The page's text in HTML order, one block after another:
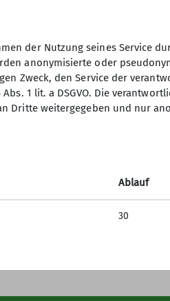
Sektion
Deutschen
Nordsiedlung 12
Kontakt
der Nutzung seines Service
anonymisierte oder
Zweck, den Service der
1 lit. a DSGVO. Die
Dritte weitergegeben und nur
Ablauf
30